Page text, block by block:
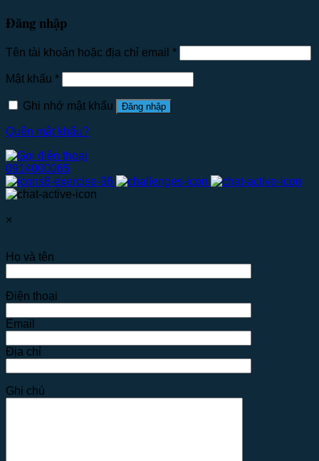
Đăng nhập
Tên tài khoản hoặc địa chỉ email *
Mật khẩu *
Ghi nhớ mật khẩu Đăng nhập
Quên mật khẩu?
0914000065
×
Họ và tên
Điện thoại
Email
Địa chỉ
Ghi chú